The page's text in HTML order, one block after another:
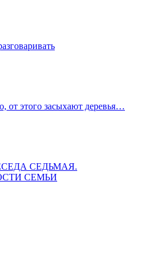
от этого засыхают деревья…
СЕДЬМАЯ.
СЕМЬИ